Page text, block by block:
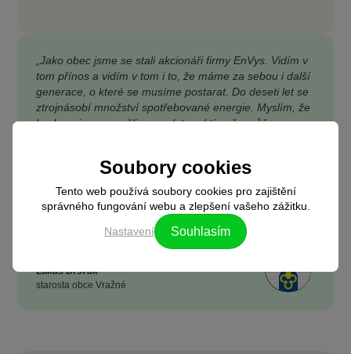
„Jako obec jsme se stali akcionáři firmy EnVys. Vidím v
tom přínos a vidím v tom i to, že máme za sebou i další
generace, o které se musíme postarat. Do deseti let se
ztrojnásobí množství spotřebované energie. Myslím, že
bychom i my se měli zamyslet nad tím, že můžeme
Lukáš Bršťák
starosta obce Vražné
Soubory cookies
Tento web používá soubory cookies pro zajištění
správného fungování webu a zlepšení vašeho zážitku.
Nastavení Souhlasím